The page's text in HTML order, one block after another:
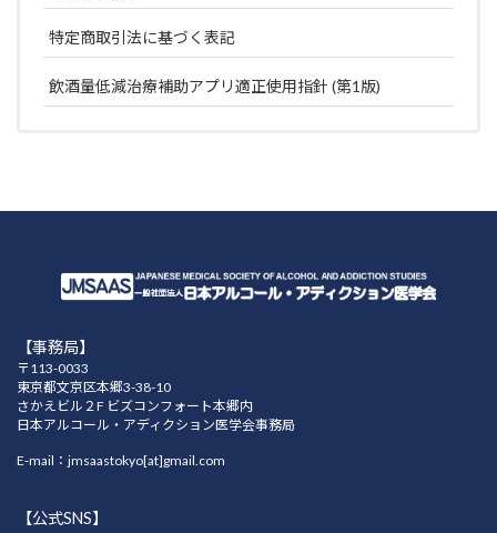
特定商取引法に基づく表記
飲酒量低減治療補助アプリ適正使用指針 (第1版)
【事務局】
〒113-0033
東京都文京区本郷3-38-10
さかえビル２F ビズコンフォート本郷内
日本アルコール・アディクション医学会事務局
E-mail：jmsaastokyo[at]gmail.com
【公式SNS】